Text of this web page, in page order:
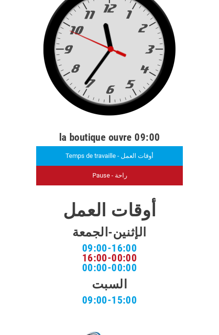
la boutique ouvre 09:00
Temps de travaille - أوقات العمل
Pause - راحة
أوقات العمل
الإثنين-الجمعة
09:00-16:00
16:00-00:00
00:00-00:00
السبت
09:00-15:00